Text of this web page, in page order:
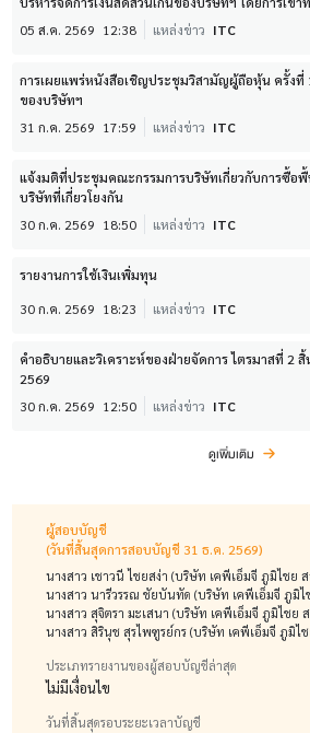
05 ส.ค. 2569 12:38 แหล่งข่าว ITC
การเผยแพร่หนังสือเชิญประชุมวิสามัญผู้ถือหุ้น ครั้งที่
ของบริษัทฯ
31 ก.ค. 2569 17:59 แหล่งข่าว ITC
แจ้งมติที่ประชุมคณะกรรมการบริษัทเกี่ยวกับการซื้อ
บริษัทที่เกี่ยวโยงกัน
30 ก.ค. 2569 18:50 แหล่งข่าว ITC
รายงานการใช้เงินเพิ่มทุน
30 ก.ค. 2569 18:23 แหล่งข่าว ITC
คำอธิบายและวิเคราะห์ของฝ่ายจัดการ ไตรมาสที่ 2
2569
30 ก.ค. 2569 12:50 แหล่งข่าว ITC
ดูเพิ่มเติม
ผู้สอบบัญชี
(วันที่สิ้นสุดการสอบบัญชี 31 ธ.ค. 2569)
นางสาว เชาวนี ไชยสง่า (บริษัท เคพีเอ็มจี ภูมิไชย
นางสาว นารีวรรณ ชัยบันทัด (บริษัท เคพีเอ็มจี ภูมิ
นางสาว สุจิตรา มะเสนา (บริษัท เคพีเอ็มจี ภูมิไชย
นางสาว สิรินุช สุรไพฑูรย์กร (บริษัท เคพีเอ็มจี ภูมิ
ประเภทรายงานของผู้สอบบัญชีล่าสุด
ไม่มีเงื่อนไข
วันที่สิ้นสุดรอบระยะเวลาบัญชี